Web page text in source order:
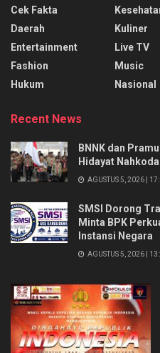
Cek Fakta
Daerah
Entertainment
Fashion
Hukum
Kuliner
Live TV
Music
Nasional
Recent News
BNNK dan
Hidayat
AGUSTUS 5, 2026 |
SMSI Dorong
Minta BPK
Instansi Negara
AGUSTUS 5, 2026 |